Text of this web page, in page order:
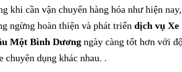
khi cần vận chuyển hàng hóa như hiện nay,
ngừng hoàn thiện và phát triển dịch vụ Xe
Một Bình Dương ngày càng tốt hơn với
dụng khác nhau. .